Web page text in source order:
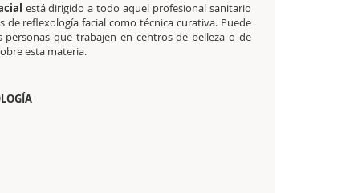
está dirigido a todo aquel profesional sanitario
reflexología facial como técnica curativa. Puede
que trabajen en centros de belleza o de
esta materia.